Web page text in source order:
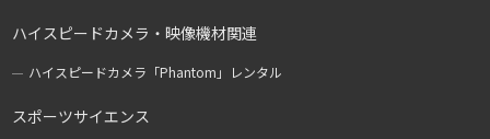
ハイスピードカメラ・映像機材関連
ハイスピードカメラ「Phantom」レンタル
スポーツサイエンス